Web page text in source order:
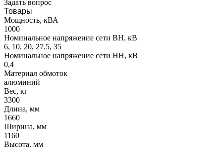
Задать вопрос
Товары
Мощность, кВА
1000
Номинальное напряжение сети ВН, кВ
6, 10, 20, 27.5, 35
Номинальное напряжение сети НН, кВ
0,4
Материал обмоток
алюминий
Вес, кг
3300
Длина, мм
1660
Ширина, мм
1160
Высота, мм